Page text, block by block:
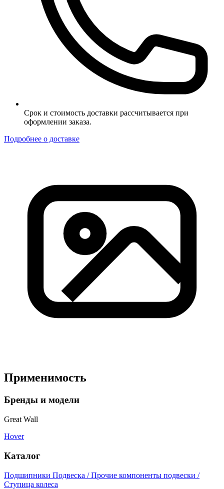
Срок и стоимость доставки рассчитывается при
оформлении заказа.
Подробнее о доставке
Применимость
Бренды и модели
Great Wall
Hover
Каталог
Подшипники Подвеска / Прочие компоненты подвески /
Ступица колеса